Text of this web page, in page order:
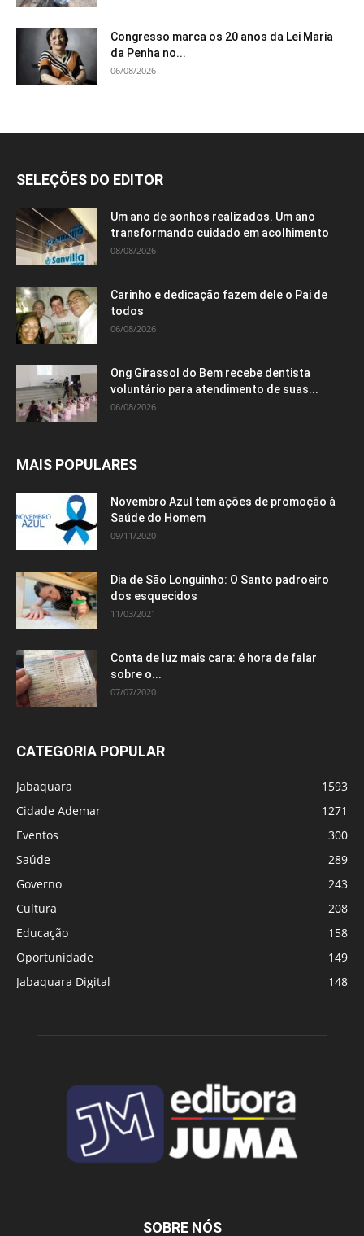
Congresso marca os 20 anos da Lei Maria
da Penha no...
06/08/2026
SELEÇÕES DO EDITOR
Um ano de sonhos realizados. Um ano
transformando cuidado em acolhimento
08/08/2026
Carinho e dedicação fazem dele o Pai de
todos
06/08/2026
Ong Girassol do Bem recebe dentista
voluntário para atendimento de suas...
06/08/2026
MAIS POPULARES
Novembro Azul tem ações de promoção à
Saúde do Homem
09/11/2020
Dia de São Longuinho: O Santo padroeiro
dos esquecidos
11/03/2021
Conta de luz mais cara: é hora de falar
sobre o...
07/07/2020
CATEGORIA POPULAR
Jabaquara
1593
Cidade Ademar
1271
Eventos
300
Saúde
289
Governo
243
Cultura
208
Educação
158
Oportunidade
149
Jabaquara Digital
148
SOBRE NÓS